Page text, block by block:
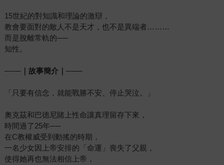
15世紀的對知識和理論的激辯，
教會要面對的敵人不是天才，也不是異端者………
而是脫離常軌的──
知性。
───｜故事簡介｜───
「只要有信念，就能戰勝不安、停止哭泣。」
奧克茲和巴德尼賭上性命讓真理留存下來，
時間過了25年──
在C教權威受到動搖的時期，
一名少女因上帝安排的「命運」喪失了父親，
使得她再也無法相信上帝，